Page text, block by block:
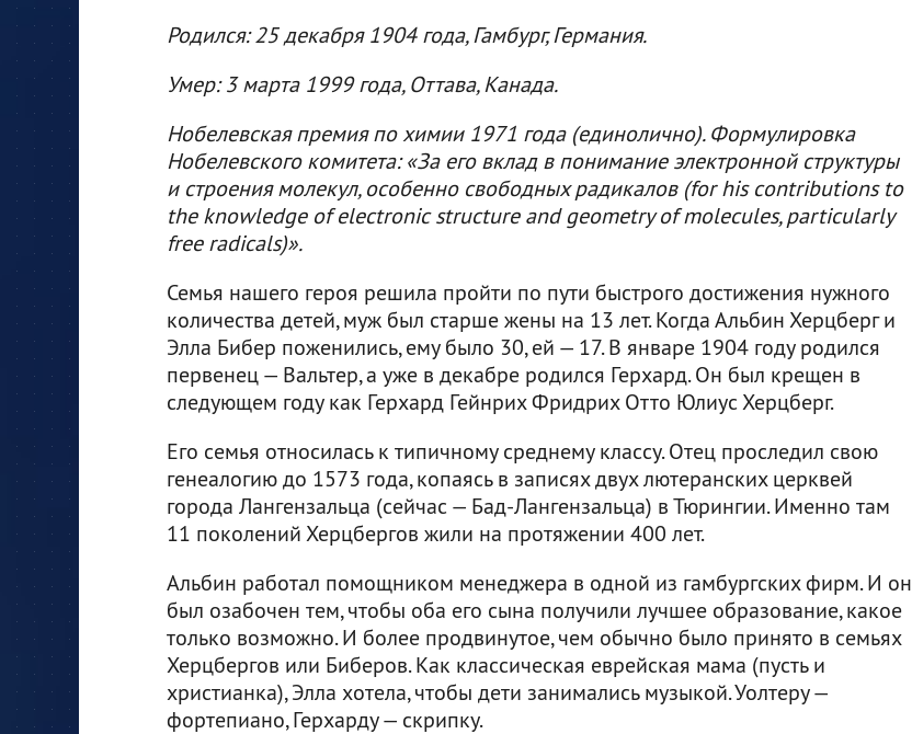
Родился: 25 декабря 1904 года, Гамбург, Германия.
Умер: 3 марта 1999 года, Оттава, Канада.
Нобелевская премия по химии 1971 года (единолично). Формулировка
Нобелевского комитета: «За его вклад в понимание электронной структуры
и строения молекул, особенно свободных радикалов (for his contributions to
the knowledge of electronic structure and geometry of molecules, particularly
free radicals)».
Семья нашего героя решила пройти по пути быстрого достижения нужного
количества детей, муж был старше жены на 13 лет. Когда Альбин Херцберг и
Элла Бибер поженились, ему было 30, ей — 17. В январе 1904 году родился
первенец — Вальтер, а уже в декабре родился Герхард. Он был крещен в
следующем году как Герхард Гейнрих Фридрих Отто Юлиус Херцберг.
Его семья относилась к типичному среднему классу. Отец проследил свою
генеалогию до 1573 года, копаясь в записях двух лютеранских церквей
города Лангензальца (сейчас — Бад-Лангензальца) в Тюрингии. Именно там
11 поколений Херцбергов жили на протяжении 400 лет.
Альбин работал помощником менеджера в одной из гамбургских фирм. И он
был озабочен тем, чтобы оба его сына получили лучшее образование, какое
только возможно. И более продвинутое, чем обычно было принято в семьях
Херцбергов или Биберов. Как классическая еврейская мама (пусть и
христианка), Элла хотела, чтобы дети занимались музыкой. Уолтеру —
фортепиано, Герхарду — скрипку.